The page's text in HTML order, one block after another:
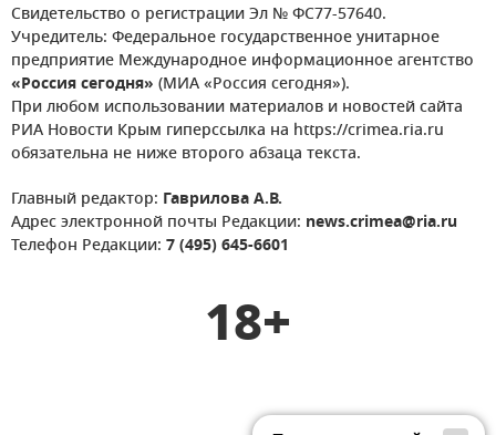
Свидетельство о регистрации Эл № ФС77-57640.
Учредитель: Федеральное государственное унитарное
предприятие Международное информационное агентство
«Россия сегодня» (МИА «Россия сегодня»).
При любом использовании материалов и новостей сайта
РИА Новости Крым гиперссылка на https://crimea.ria.ru
обязательна не ниже второго абзаца текста.
Главный редактор: Гаврилова А.В.
Адрес электронной почты Редакции: news.crimea@ria.ru
Телефон Редакции: 7 (495) 645-6601
18+